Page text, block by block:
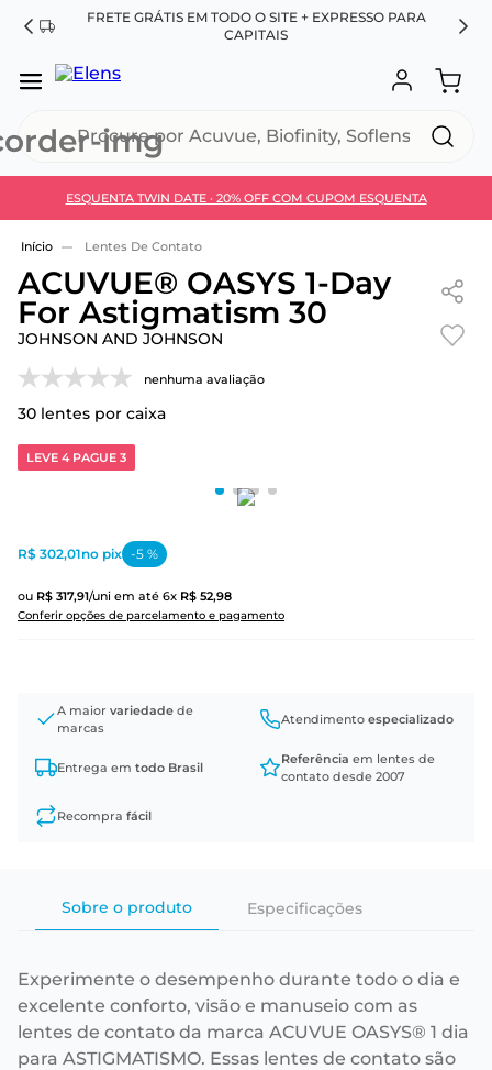
FRETE GRÁTIS EM TODO O SITE + EXPRESSO PARA
CAPITAIS
ESQUENTA TWIN DATE · 20% OFF COM CUPOM ESQUENTA
Use 30HOJE e ganhe 30% OFF + economia extra no
Lentes De Contato
ACUVUE® OASYS 1-Day
For Astigmatism 30
JOHNSON AND JOHNSON
nenhuma avaliação
30 lentes por caixa
LEVE 4 PAGUE 3
ou R$ 317,91/uni em até 6x R$ 52,98
Conferir opções de parcelamento e pagamento
R$ 302,01no pix -5 %
A maior variedade de
marcas
Atendimento especializado
Entrega em todo Brasil
Referência em lentes de
contato desde 2007
Recompra fácil
Sobre o produto Especificações
Experimente o desempenho durante todo o dia e
excelente conforto, visão e manuseio com as
lentes de contato da marca ACUVUE OASYS® 1 dia
para ASTIGMATISMO. Essas lentes de contato são